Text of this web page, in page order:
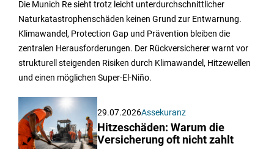
Die Munich Re sieht trotz leicht unterdurchschnittlicher
Naturkatastrophenschäden keinen Grund zur Entwarnung.
Klimawandel, Protection Gap und Prävention bleiben die
zentralen Herausforderungen. Der Rückversicherer warnt vor
strukturell steigenden Risiken durch Klimawandel, Hitzewellen
und einen möglichen Super-El-Niño.
29.07.2026Assekuranz
Hitzeschäden: Warum die
Versicherung oft nicht zahlt